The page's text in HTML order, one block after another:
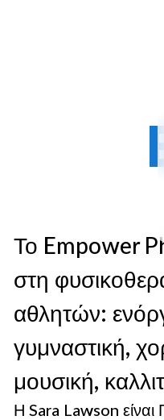
Το Empower
στη
αθλητών:
γυμναστική,
μουσική,
Η Sara Lawson